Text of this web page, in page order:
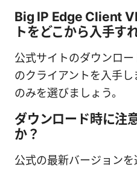
Big IP Edge Client
トをどこから入手す
公式サイトのダウンロー
のクライアントを入手
のみを選びましょう。
ダウンロード時に注
か？
公式の最新バージョン